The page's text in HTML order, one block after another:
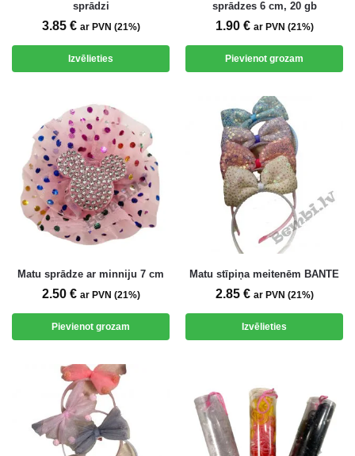
sprādzi
3.85 € ar PVN (21%)
Izvēlieties
sprādzes 6 cm, 20 gb
1.90 € ar PVN (21%)
Pievienot grozam
Matu sprādze ar minniju 7 cm
2.50 € ar PVN (21%)
Pievienot grozam
Matu stīpiņa meitenēm BANTE
2.85 € ar PVN (21%)
Izvēlieties